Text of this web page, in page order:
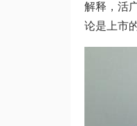
解释，活
论是上市